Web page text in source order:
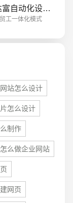
东莞市旺达富自动化设备有限公司
工一体化模式
站怎么设计
怎么设计
制作
怎么做企业网站
网页